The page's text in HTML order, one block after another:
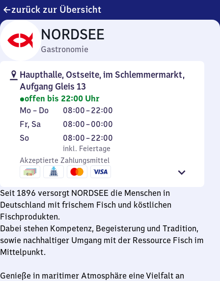
zurück zur Übersicht
NORDSEE
Gastronomie
Haupthalle, Ostseite, im Schlemmermarkt,
Aufgang Gleis 13
offen bis 22:00 Uhr
Montag
bis
Donnerstag
Mo – Do 08:00–22:00
Von
8
Uhr
bis
22
Uhr
Freitag
und
Fr, Sa 08:00–00:00
Von
8
Uhr
bis
Sonntag
So,
inkl. Feiertage
08:00–22:00
Von
8
Uhr
bis
Uhr
inkl. Feiertage
Akzeptierte Zahlungsmittel
Seit 1896 versorgt NORDSEE die Menschen in
Deutschland mit frischem Fisch und köstlichen
Fischprodukten.
Dabei stehen Kompetenz, Begeisterung und Tradition,
sowie nachhaltiger Umgang mit der Ressource Fisch im
Mittelpunkt.
Genieße in maritimer Atmosphäre eine Vielfalt an